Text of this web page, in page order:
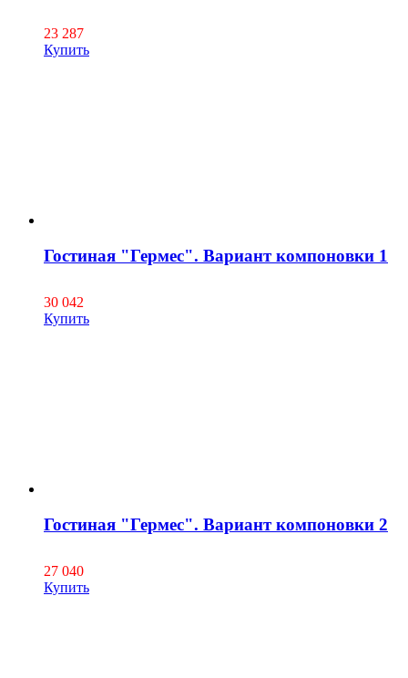
23 287
Купить
Гостиная "Гермес". Вариант компоновки 1
30 042
Купить
Гостиная "Гермес". Вариант компоновки 2
27 040
Купить